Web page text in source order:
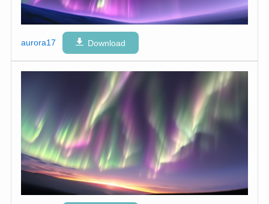
aurora17 Download